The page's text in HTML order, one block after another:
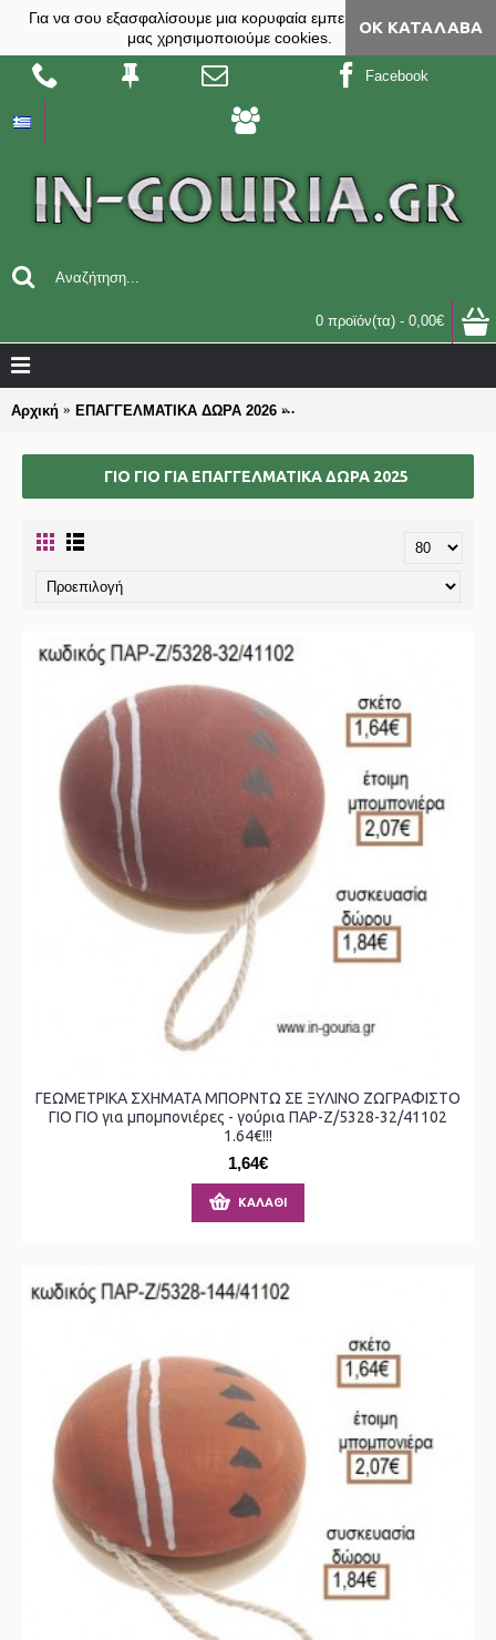
Για να σου εξασφαλίσουμε μια κορυφαία εμπειρία, στο site
μας χρησιμοποιούμε cookies.
ΟΚ ΚΑΤΆΛΑΒΑ
Facebook
0 προϊόν(τα) - 0,00€
Αρχική ΕΠΑΓΓΕΛΜΑΤΙΚΑ ΔΩΡΑ 2026 ΓΙΟ ΓΙΟ για επαγγελματικά
ΓΙΟ ΓΙΟ ΓΙΑ ΕΠΑΓΓΕΛΜΑΤΙΚΆ ΔΏΡΑ 2025
ΓΕΩΜΕΤΡΙΚΑ ΣΧΗΜΑΤΑ ΜΠΟΡΝΤΩ ΣΕ ΞΥΛΙΝΟ ΖΩΓΡΑΦΙΣΤΟ
ΓΙΟ ΓΙΟ για μπομπονιέρες - γούρια ΠΑΡ-Ζ/5328-32/41102
1.64€!!!
1,64€
ΚΑΛΆΘΙ